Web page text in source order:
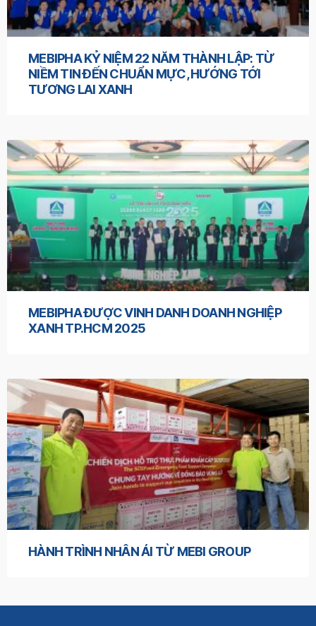
MEBIPHA KỶ NIỆM 22 NĂM THÀNH LẬP: TỪ
NIỀM TIN ĐẾN CHUẨN MỰC, HƯỚNG TỚI
TƯƠNG LAI XANH
MEBIPHA ĐƯỢC VINH DANH DOANH NGHIỆP
XANH TP.HCM 2025
HÀNH TRÌNH NHÂN ÁI TỪ MEBI GROUP